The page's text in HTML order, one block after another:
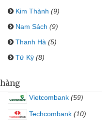
Kim Thành (9)
Nam Sách (9)
Thanh Hà (5)
Tứ Kỳ (8)
Vietcombank (59)
Techcombank (10)